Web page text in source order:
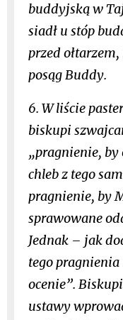
buddyjską w
siadł u stóp
przed
posąg Buddy.
6. W liście
biskupi
„pragnienie,
chleb z tego
pragnienie, by
sprawowane
Jednak – jak
tego
ocenie”.
ustawy